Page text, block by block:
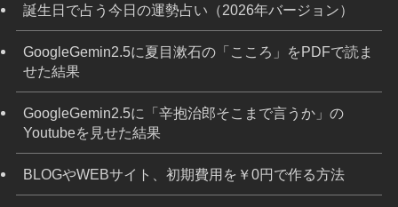
誕生日で占う今日の運勢占い（2026年バージョン）
GoogleGemin2.5に夏目漱石の「こころ」をPDFで読ま
せた結果
GoogleGemin2.5に「辛抱治郎そこまで言うか」の
Youtubeを見せた結果
BLOGやWEBサイト、初期費用を￥0円で作る方法